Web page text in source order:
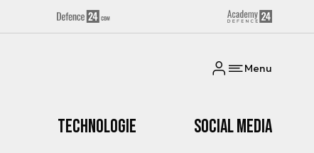
Menu
Technologie Social media